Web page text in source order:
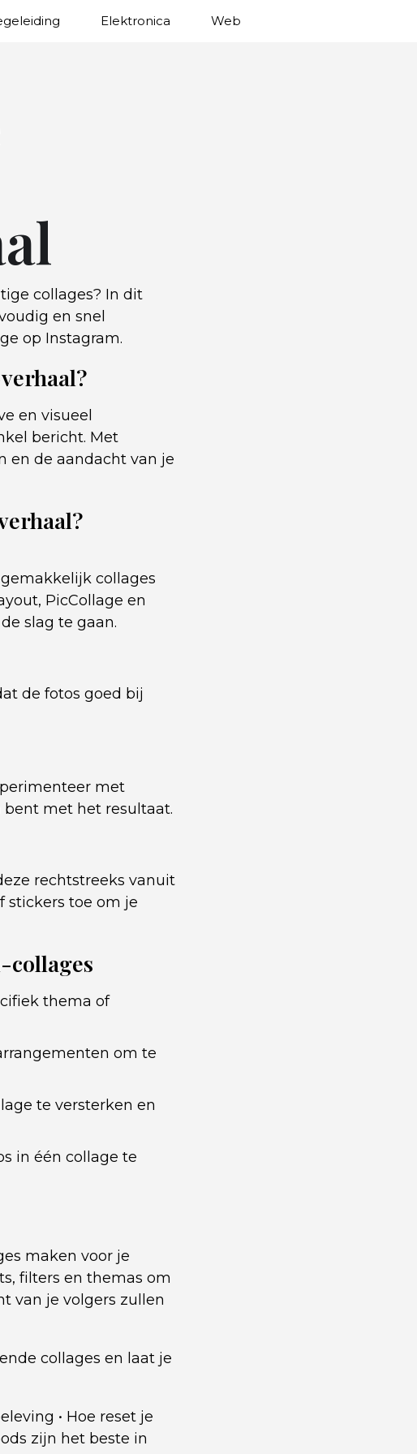
Elektronica Web
collages? In dit
en snel
op Instagram.
en visueel
bericht. Met
en de aandacht van je
collages
PicCollage en
slag te gaan.
de fotos goed bij
met
met het resultaat.
rechtstreeks vanuit
stickers toe om je
collages
thema of
om te
te versterken en
in één collage te
maken voor je
filters en themas om
van je volgers zullen
collages en laat je
• Hoe reset je
zijn het beste in